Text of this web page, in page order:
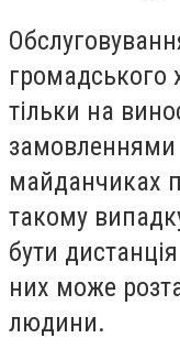
громадського
тільки на
замовленнями
майданчиках
такому
бути
них може
людини.